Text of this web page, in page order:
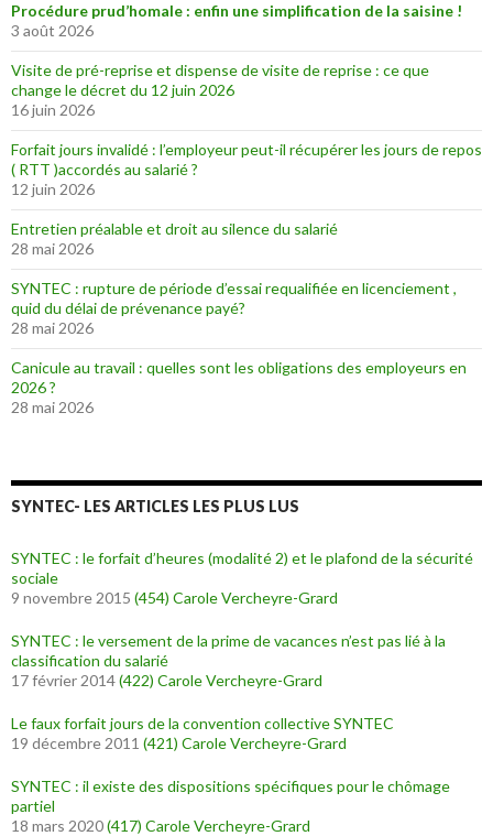
Procédure prud’homale : enfin une simplification de la saisine !
3 août 2026
Visite de pré-reprise et dispense de visite de reprise : ce que
change le décret du 12 juin 2026
16 juin 2026
Forfait jours invalidé : l’employeur peut-il récupérer les jours de repos
( RTT )accordés au salarié ?
12 juin 2026
Entretien préalable et droit au silence du salarié
28 mai 2026
SYNTEC : rupture de période d’essai requalifiée en licenciement ,
quid du délai de prévenance payé?
28 mai 2026
Canicule au travail : quelles sont les obligations des employeurs en
2026 ?
28 mai 2026
SYNTEC- LES ARTICLES LES PLUS LUS
SYNTEC : le forfait d’heures (modalité 2) et le plafond de la sécurité
sociale
9 novembre 2015 (454) Carole Vercheyre-Grard
SYNTEC : le versement de la prime de vacances n’est pas lié à la
classification du salarié
17 février 2014(422) Carole Vercheyre-Grard
Le faux forfait jours de la convention collective SYNTEC
19 décembre 2011 (421) Carole Vercheyre-Grard
SYNTEC : il existe des dispositions spécifiques pour le chômage
partiel
18 mars 2020(417) Carole Vercheyre-Grard